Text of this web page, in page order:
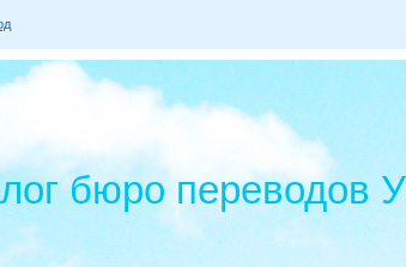
бюро переводов